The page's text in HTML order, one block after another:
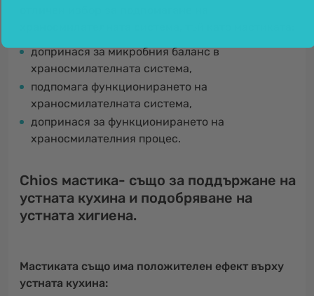
допринася за микробния баланс в
храносмилателната система,
подпомага функционирането на
храносмилателната система,
допринася за функционирането на
храносмилателния процес.
Chios мастика- също за поддържане на
устната кухина и подобряване на
устната хигиена.
Мастиката също има положителен ефект върху
устната кухина: